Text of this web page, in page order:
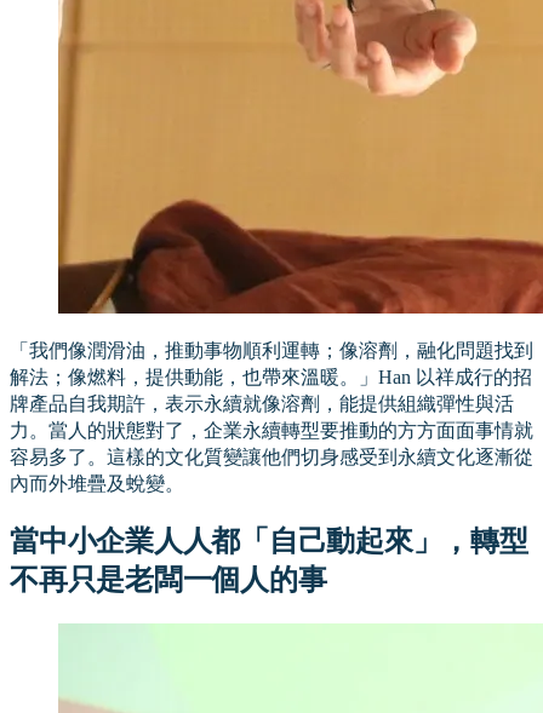
「我們像潤滑油，推動事物順利運轉；像溶劑，融化問題找到
解法；像燃料，提供動能，也帶來溫暖。」Han 以祥成行的招
牌產品自我期許，表示永續就像溶劑，能提供組織彈性與活
力。當人的狀態對了，企業永續轉型要推動的方方面面事情就
容易多了。這樣的文化質變讓他們切身感受到永續文化逐漸從
內而外堆疊及蛻變。
當中小企業人人都「自己動起來」，轉型
不再只是老闆一個人的事